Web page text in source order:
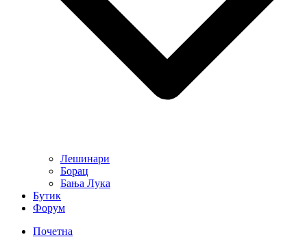
Лешинари
Борац
Бања Лука
Бутик
Форум
Почетна